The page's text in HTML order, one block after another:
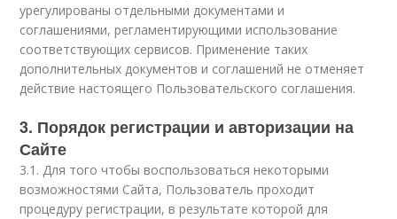
урегулированы отдельными документами и
соглашениями, регламентирующими использование
соответствующих сервисов. Применение таких
дополнительных документов и соглашений не отменяет
действие настоящего Пользовательского соглашения.
3. Порядок регистрации и авторизации на
Сайте
3.1. Для того чтобы воспользоваться некоторыми
возможностями Сайта, Пользователь проходит
процедуру регистрации, в результате которой для